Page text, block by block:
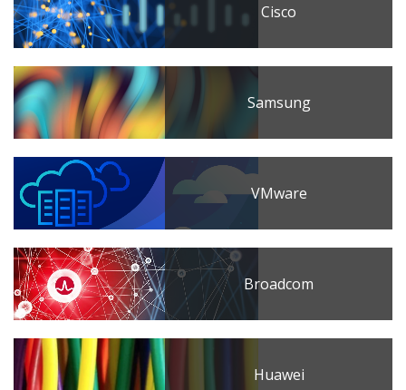
Cisco
Samsung
VMware
Broadcom
Huawei